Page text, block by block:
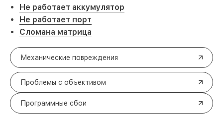
Не работает аккумулятор
Не работает порт
Сломана матрица
Механические повреждения
Проблемы с объективом
Программные сбои